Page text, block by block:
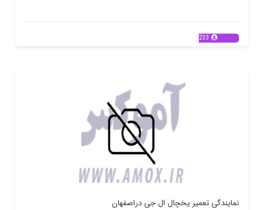
233
نمایندگی تعمیر یخچال ال جی دراصفهان